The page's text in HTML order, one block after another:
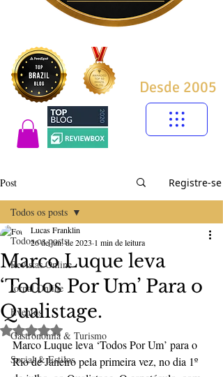
Desde 2005
Post Registre-se
Todos os posts
Revistas Online
Jornal Online
Eventos
Gastronomia & Turismo
Social & Estilos
Todos os posts
Marco Luque leva
‘Todos Por Um’ Para o
Qualistage.
Lucas Franklin
26 de jun. de 2023 1 min de leitura
Avaliado com NaN de 5 estrelas.
Marco Luque leva ‘Todos Por Um’ para o
Rio de Janeiro pela primeira vez, no dia 1º